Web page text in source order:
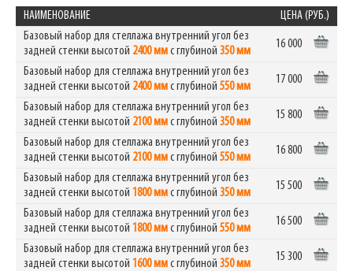
НАИМЕНОВАНИЕ
ЦЕНА (РУБ.)
Базовый набор для стеллажа внутренний угол без
задней стенки высотой 2400 ммс глубиной 350 мм
16 000
Базовый набор для стеллажа внутренний угол без
задней стенки высотой 2400 ммс глубиной 550 мм
17 000
Базовый набор для стеллажа внутренний угол без
задней стенки высотой 2100 ммс глубиной 350 мм
15 800
Базовый набор для стеллажа внутренний угол без
задней стенки высотой 2100 ммс глубиной 550 мм
16 800
Базовый набор для стеллажа внутренний угол без
задней стенки высотой 1800 ммс глубиной 350 мм
15 500
Базовый набор для стеллажа внутренний угол без
задней стенки высотой 1800 ммс глубиной 550 мм
16 500
Базовый набор для стеллажа внутренний угол без
задней стенки высотой 1600 ммс глубиной 350 мм
15 300